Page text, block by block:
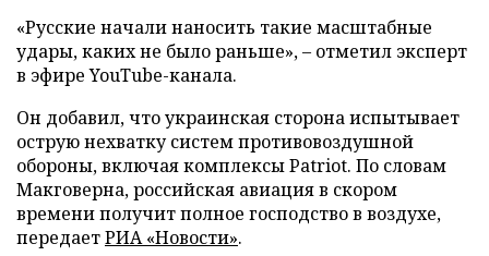
«Русские начали наносить такие масштабные
удары, каких не было раньше», – отметил эксперт
в эфире YouTube-канала.
Он добавил, что украинская сторона испытывает
острую нехватку систем противовоздушной
обороны, включая комплексы Patriot. По словам
Макговерна, российская авиация в скором
времени получит полное господство в воздухе,
передаетРИА «Новости».